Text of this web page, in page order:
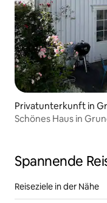
Privatunterkunft in
Schönes Haus in
Spannende
Reiseziele in der Nähe